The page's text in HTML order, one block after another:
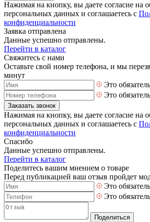
Нажимая на кнопку, вы даете согласие на
персональных данных и соглашаетесь с
конфиденциальности
Заявка отправлена
Данные успешно отправлены.
Перейти в каталог
Свяжитесь с нами
Оставьте свой номер телефона, и мы
минут
Это
Это
Заказать звонок
Нажимая на кнопку, вы даете согласие на
персональных данных и соглашаетесь с
конфиденциальности
Спасибо
Данные успешно отправлены.
Перейти в каталог
Поделитесь вашим мнением о товаре
Перед публикацией ваш отзыв пройдет
Это
Это
Поделиться